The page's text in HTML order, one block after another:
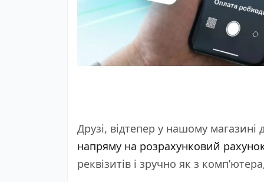
Друзі, відтепер у нашому
напряму на розрахунковий
реквізитів і зручно як з